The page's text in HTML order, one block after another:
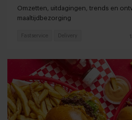
Omzetten, uitdagingen, trends en
maaltijdbezorging
Fastservice Delivery